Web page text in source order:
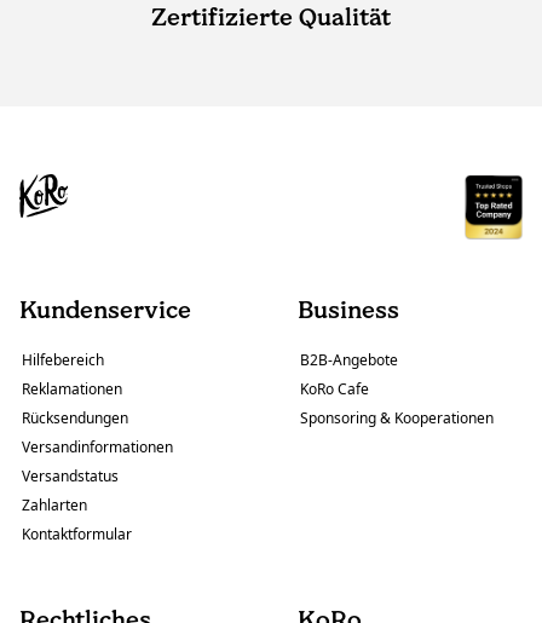
Zertifizierte Qualität
Kundenservice
Hilfebereich
Reklamationen
Rücksendungen
Versandinformationen
Versandstatus
Zahlarten
Kontaktformular
Business
B2B-Angebote
KoRo Cafe
Sponsoring & Kooperationen